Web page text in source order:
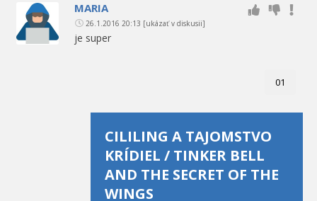
MARIA
26.1.2016 20:13 [ukázať v diskusii]
je super
01
CILILING A TAJOMSTVO
KRÍDIEL / TINKER BELL
AND THE SECRET OF THE
WINGS